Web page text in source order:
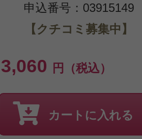
申込番号：03915149
【クチコミ募集中】
3,060 円（税込）
カートに入れる